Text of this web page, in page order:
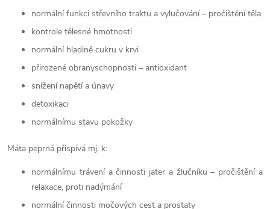
normální funkci střevního traktu a vylučování – pročištění těla
kontrole tělesné hmotnosti
normální hladině cukru v krvi
přirozené obranyschopnosti – antioxidant
snížení napětí a únavy
detoxikaci
normálnímu stavu pokožky
Máta peprná přispívá mj. k:
normálnímu trávení a činnosti jater a žlučníku – pročištění a
relaxace, proti nadýmání
normální činnosti močových cest a prostaty